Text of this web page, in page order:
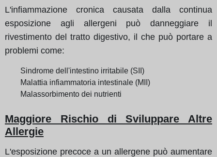
L'infiammazione cronica causata dalla continua
esposizione agli allergeni può danneggiare il
rivestimento del tratto digestivo, il che può portare a
problemi come:
Sindrome dell'intestino irritabile (SII)
Malattia infiammatoria intestinale (MII)
Malassorbimento dei nutrienti
Maggiore Rischio di Sviluppare Altre
Allergie
L'esposizione precoce a un allergene può aumentare